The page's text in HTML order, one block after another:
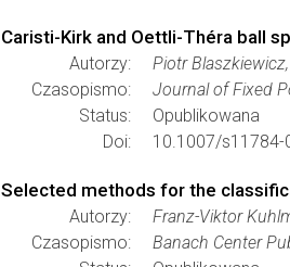
Caristi-Kirk and Oettli-Théra ball
Autorzy:
Piotr
Czasopismo:
Journal of Fixed
Status:
Opublikowana
Doi:
10.1007/s11784-
Selected methods for the
Autorzy:
Franz-Viktor
Czasopismo:
Banach Center